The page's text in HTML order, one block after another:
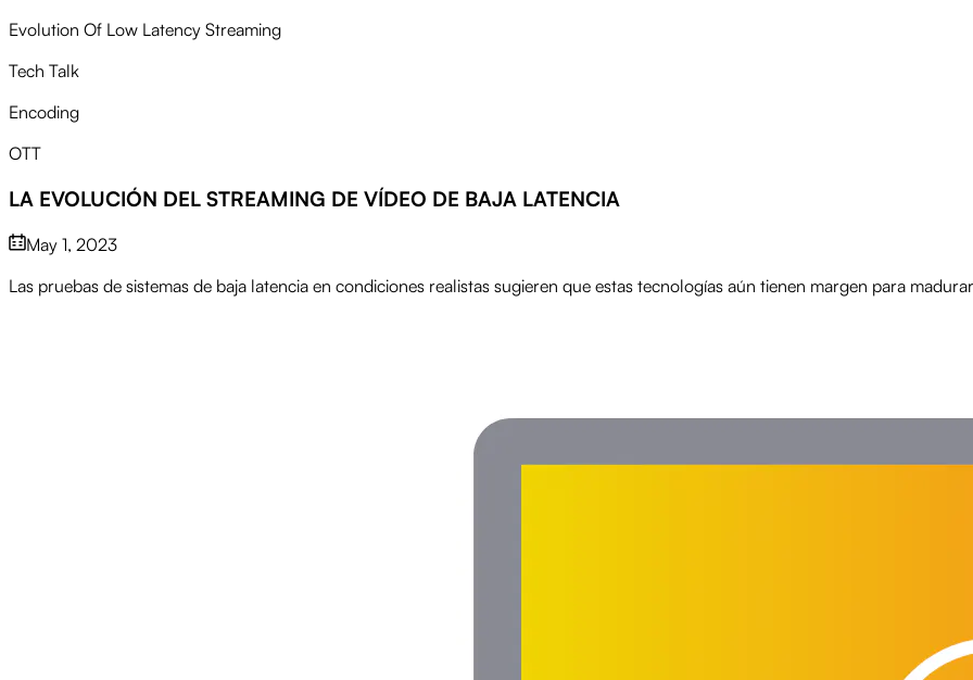
Evolution Of Low Latency Streaming
Tech Talk
Encoding
OTT
LA EVOLUCIÓN DEL STREAMING DE VÍDEO DE BAJA LATENCIA
May 1, 2023
Las pruebas de sistemas de baja latencia en condiciones realistas sugieren que estas tecnologías aún tienen margen para